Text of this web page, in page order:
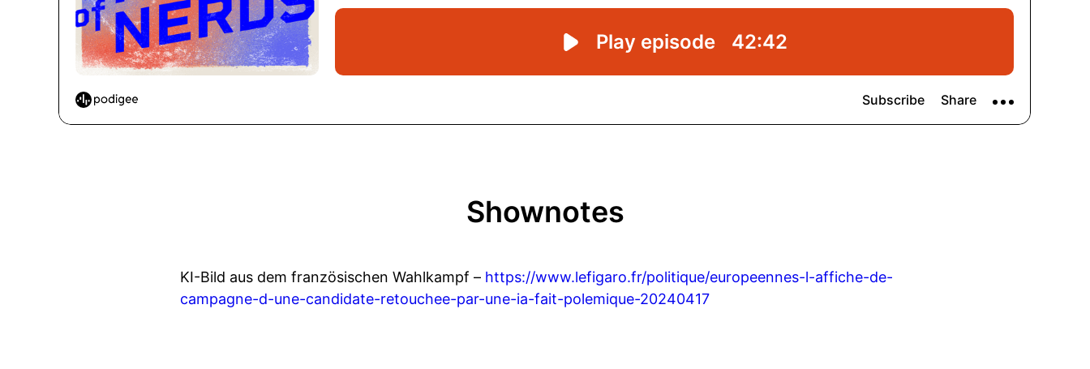
Shownotes
KI-Bild aus dem französischen Wahlkampf – https://www.lefigaro.fr/politique/europeennes-l-affiche-de-
campagne-d-une-candidate-retouchee-par-une-ia-fait-polemique-20240417